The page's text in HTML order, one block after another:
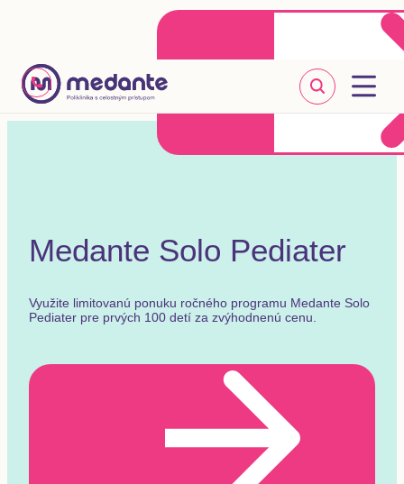
Klientske centrum
+421 2 20 302 303
Medante Solo Pediater
Využite limitovanú ponuku ročného programu Medante Solo
Pediater pre prvých 100 detí za zvýhodnenú cenu.